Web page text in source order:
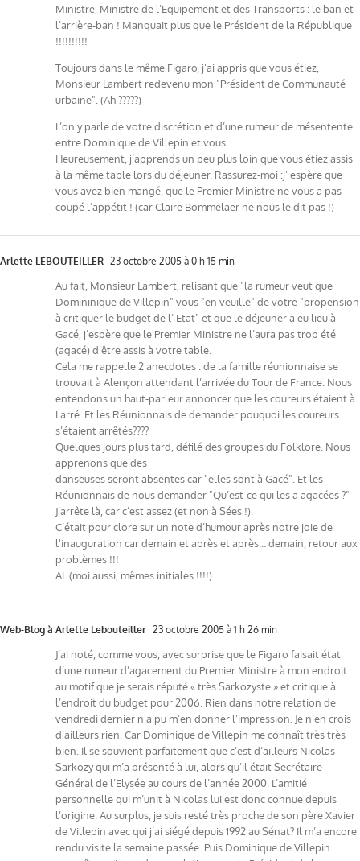
Ministre, Ministre de l’Equipement et des Transports : le ban et
l’arrière-ban ! Manquait plus que le Président de la République
!!!!!!!!!!
Toujours dans le même Figaro, j’ai appris que vous étiez,
Monsieur Lambert redevenu mon "Président de Communauté
urbaine". (Ah ?????)
L’on y parle de votre discrétion et d’une rumeur de mésentente
entre Dominique de Villepin et vous.
Heureusement, j’apprends un peu plus loin que vous étiez assis
à la même table lors du déjeuner. Rassurez-moi :j’ espère que
vous avez bien mangé, que le Premier Ministre ne vous a pas
coupé l’appétit ! (car Claire Bommelaer ne nous le dit pas !)
Arlette LEBOUTEILLER 23 octobre 2005 à 0 h 15 min
Au fait, Monsieur Lambert, relisant que "la rumeur veut que
Domininique de Villepin" vous "en veuille" de votre "propension
à critiquer le budget de l’ Etat" et que le déjeuner a eu lieu à
Gacé, j’espère que le Premier Ministre ne l’aura pas trop été
(agacé) d’être assis à votre table.
Cela me rappelle 2 anecdotes : de la famille réunionnaise se
trouvait à Alençon attendant l’arrivée du Tour de France. Nous
entendons un haut-parleur annoncer que les coureurs étaient à
Larré. Et les Réunionnais de demander pouquoi les coureurs
s’étaient arrêtés????
Quelques jours plus tard, défilé des groupes du Folklore. Nous
apprenons que des
danseuses seront absentes car "elles sont à Gacé". Et les
Réunionnais de nous demander "Qu’est-ce qui les a agacées ?"
J’arrête là, car c’est assez (et non à Sées !).
C’était pour clore sur un note d’humour après notre joie de
l’inauguration car demain et après et après… demain, retour aux
problèmes !!!
AL (moi aussi, mêmes initiales !!!!)
Web-Blog à Arlette Lebouteiller 23 octobre 2005 à 1 h 26 min
J’ai noté, comme vous, avec surprise que le Figaro faisait état
d’une rumeur d’agacement du Premier Ministre à mon endroit
au motif que je serais réputé « très Sarkozyste » et critique à
l’endroit du budget pour 2006. Rien dans notre relation de
vendredi dernier n’a pu m’en donner l’impression. Je n’en crois
d’ailleurs rien. Car Dominique de Villepin me connaît très très
bien. Il se souvient parfaitement que c’est d’ailleurs Nicolas
Sarkozy qui m’a présenté à lui, alors qu’il était Secrétaire
Général de l’Elysée au cours de l’année 2000. L’amitié
personnelle qui m’unit à Nicolas lui est donc connue depuis
l’origine. Au surplus, je suis resté très proche de son père Xavier
de Villepin avec qui j’ai siégé depuis 1992 au Sénat? Il m’a encore
rendu visite la semaine passée. Puis Dominique de Villepin